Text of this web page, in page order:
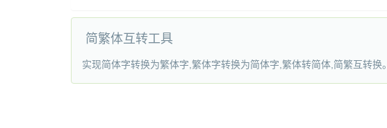
简繁体互转工具
实现简体字转换为繁体字,繁体字转换为简体字,繁体转简体,简繁互转换。